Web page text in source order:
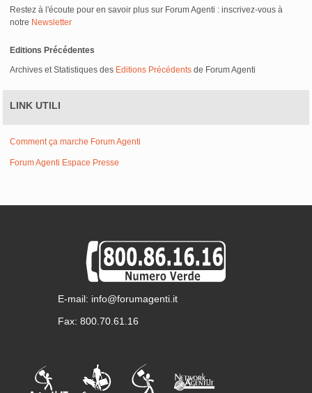
Restez à l'écoute pour en savoir plus sur Forum Agenti : inscrivez-vous à
notre Newsletter
Editions Précédentes
Archives et Statistiques des Editions Précédents de Forum Agenti
LINK UTILI
Comment ça marche Forum Agenti
Forum Agenti Espace Presse
E-mail: info@forumagenti.it
Fax: 800.70.61.16